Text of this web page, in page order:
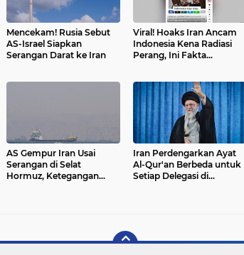
Mencekam! Rusia Sebut
AS-Israel Siapkan
Serangan Darat ke Iran
Viral! Hoaks Iran Ancam
Indonesia Kena Radiasi
Perang, Ini Fakta
AS Gempur Iran Usai
Serangan di Selat
Hormuz, Ketegangan
Iran Perdengarkan Ayat
Al-Qur'an Berbeda untuk
Setiap Delegasi di